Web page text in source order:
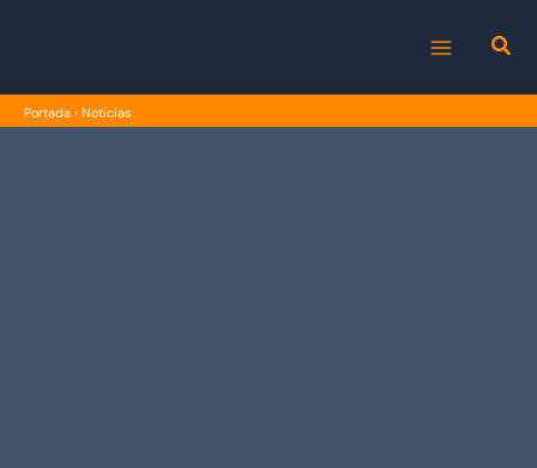
MENU
Portada › Noticias